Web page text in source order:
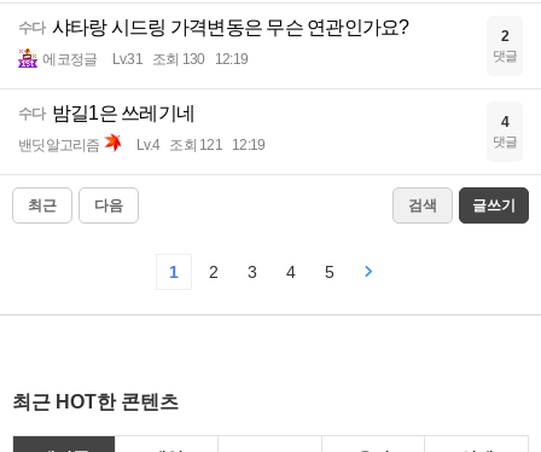
수다 샤타랑 시드링 가격변동은 무슨 연관인가요?
에코정글 Lv.31 조회 130 12:19
2
댓글
수다 밤길1은 쓰레기네
밴딧알고리즘 Lv.4 조회 121 12:19
4
댓글
최근 다음 검색 글쓰기
1 2 3 4 5
최근 HOT한 콘텐츠